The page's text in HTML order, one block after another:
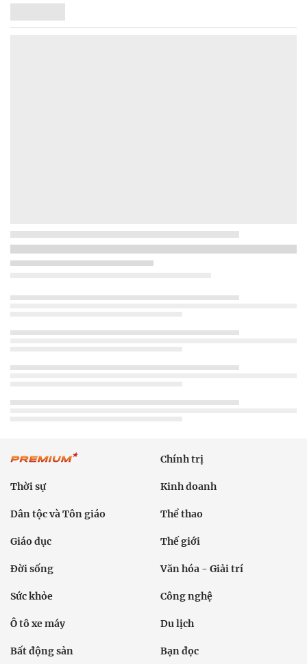
Chính trị
Thời sự Kinh doanh
Dân tộc và Tôn giáo Thể thao
Giáo dục Thế giới
Đời sống Văn hóa - Giải trí
Sức khỏe Công nghệ
Ô tô xe máy Du lịch
Bất động sản Bạn đọc